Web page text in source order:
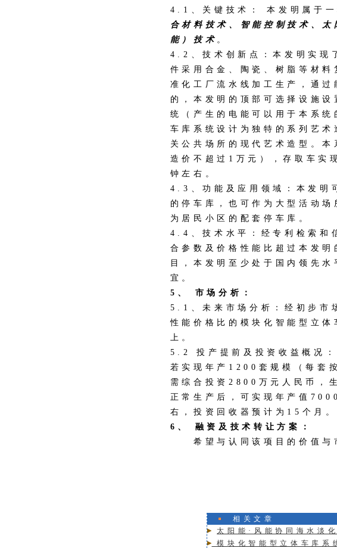
4.1、关键技术： 本发明属于一
合材料技术、智能控制技术、
能）技术 。
4.2、技术创新点：本发明实现
件采用合金、陶瓷、树脂等材
准化工厂流水线加工生产，通
的，本发明的顶部可选择设施
统（产生的电能可以用于本系
车库系统设计为独特的系列艺
关公共场所的现代艺术造型。
造价不超过1万元），存取车实
钟左右。
4.3、功能及应用领域：本发明
的停车库，也可作为大型活动
为居民小区的配套停车库。
4.4、技术水平：经专利检索和
合参数及价格性能比超过本发
目，本发明至少处于国内领先
宜。
5、 市场分析：
5.1、未来市场分析：经初步市
性能价格比的模块化智能型立
上。
5.2 投产提前及投资收益概况：
若实现年产1200套规模（每套
需综合投资2800万元人民币，
正常生产后，可实现年产值
右，投资回收器预计为15个月。
6、 融资及技术转让方案：
希望与认同该项目的价值与
相关文章
太阳能·风能协同海水淡
模块化智能型立体车库系